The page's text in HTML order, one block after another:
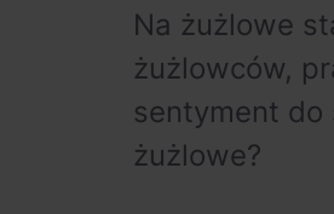
Na żużlowe
żużlowców,
sentyment
żużlowe?